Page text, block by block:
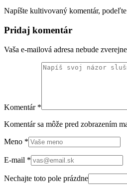
Napíšte kultivovaný komentár,
Pridaj komentár
Vaša e-mailová adresa nebude
Komentár *
Komentár sa môže pred zobrazením
Meno *
E-mail *
Nechajte toto pole prázdne